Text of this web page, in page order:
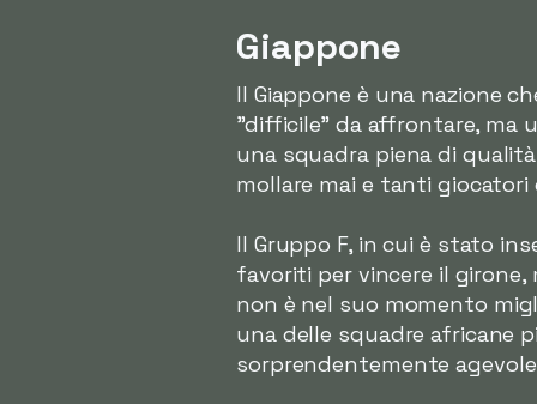
Giappone
Il Giappone è una nazione
"difficile" da affrontare, ma
una squadra piena di
mollare mai e tanti giocatori
Il Gruppo F, in cui è stato
favoriti per vincere il girone,
non è nel suo momento
una delle squadre africane
sorprendentemente